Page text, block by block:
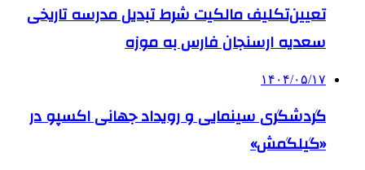
تعیین‌تکلیف مالکیت شرط تبدیل مدرسه تاریخی
سعدیه ارسنجان فارس به موزه
۱۴۰۴/۰۵/۱۷
گردشگری سینمایی و رویداد جهانی اکسپو در
«گیلگمش»